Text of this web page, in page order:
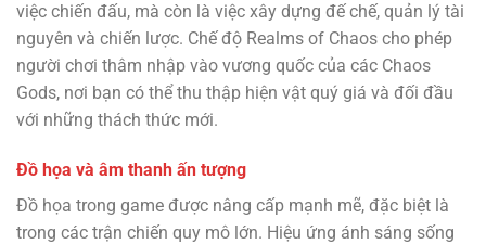
việc chiến đấu, mà còn là việc xây dựng đế chế, quản lý tài
nguyên và chiến lược. Chế độ Realms of Chaos cho phép
người chơi thâm nhập vào vương quốc của các Chaos
Gods, nơi bạn có thể thu thập hiện vật quý giá và đối đầu
với những thách thức mới.
Đồ họa và âm thanh ấn tượng
Đồ họa trong game được nâng cấp mạnh mẽ, đặc biệt là
trong các trận chiến quy mô lớn. Hiệu ứng ánh sáng sống